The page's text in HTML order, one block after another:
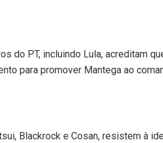
do PT, incluindo Lula, acreditam
para promover Mantega ao
Blackrock e Cosan, resistem à